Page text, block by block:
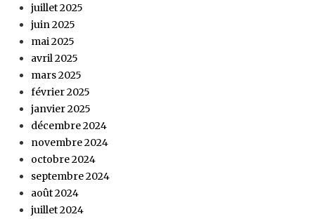
juillet 2025
juin 2025
mai 2025
avril 2025
mars 2025
février 2025
janvier 2025
décembre 2024
novembre 2024
octobre 2024
septembre 2024
août 2024
juillet 2024